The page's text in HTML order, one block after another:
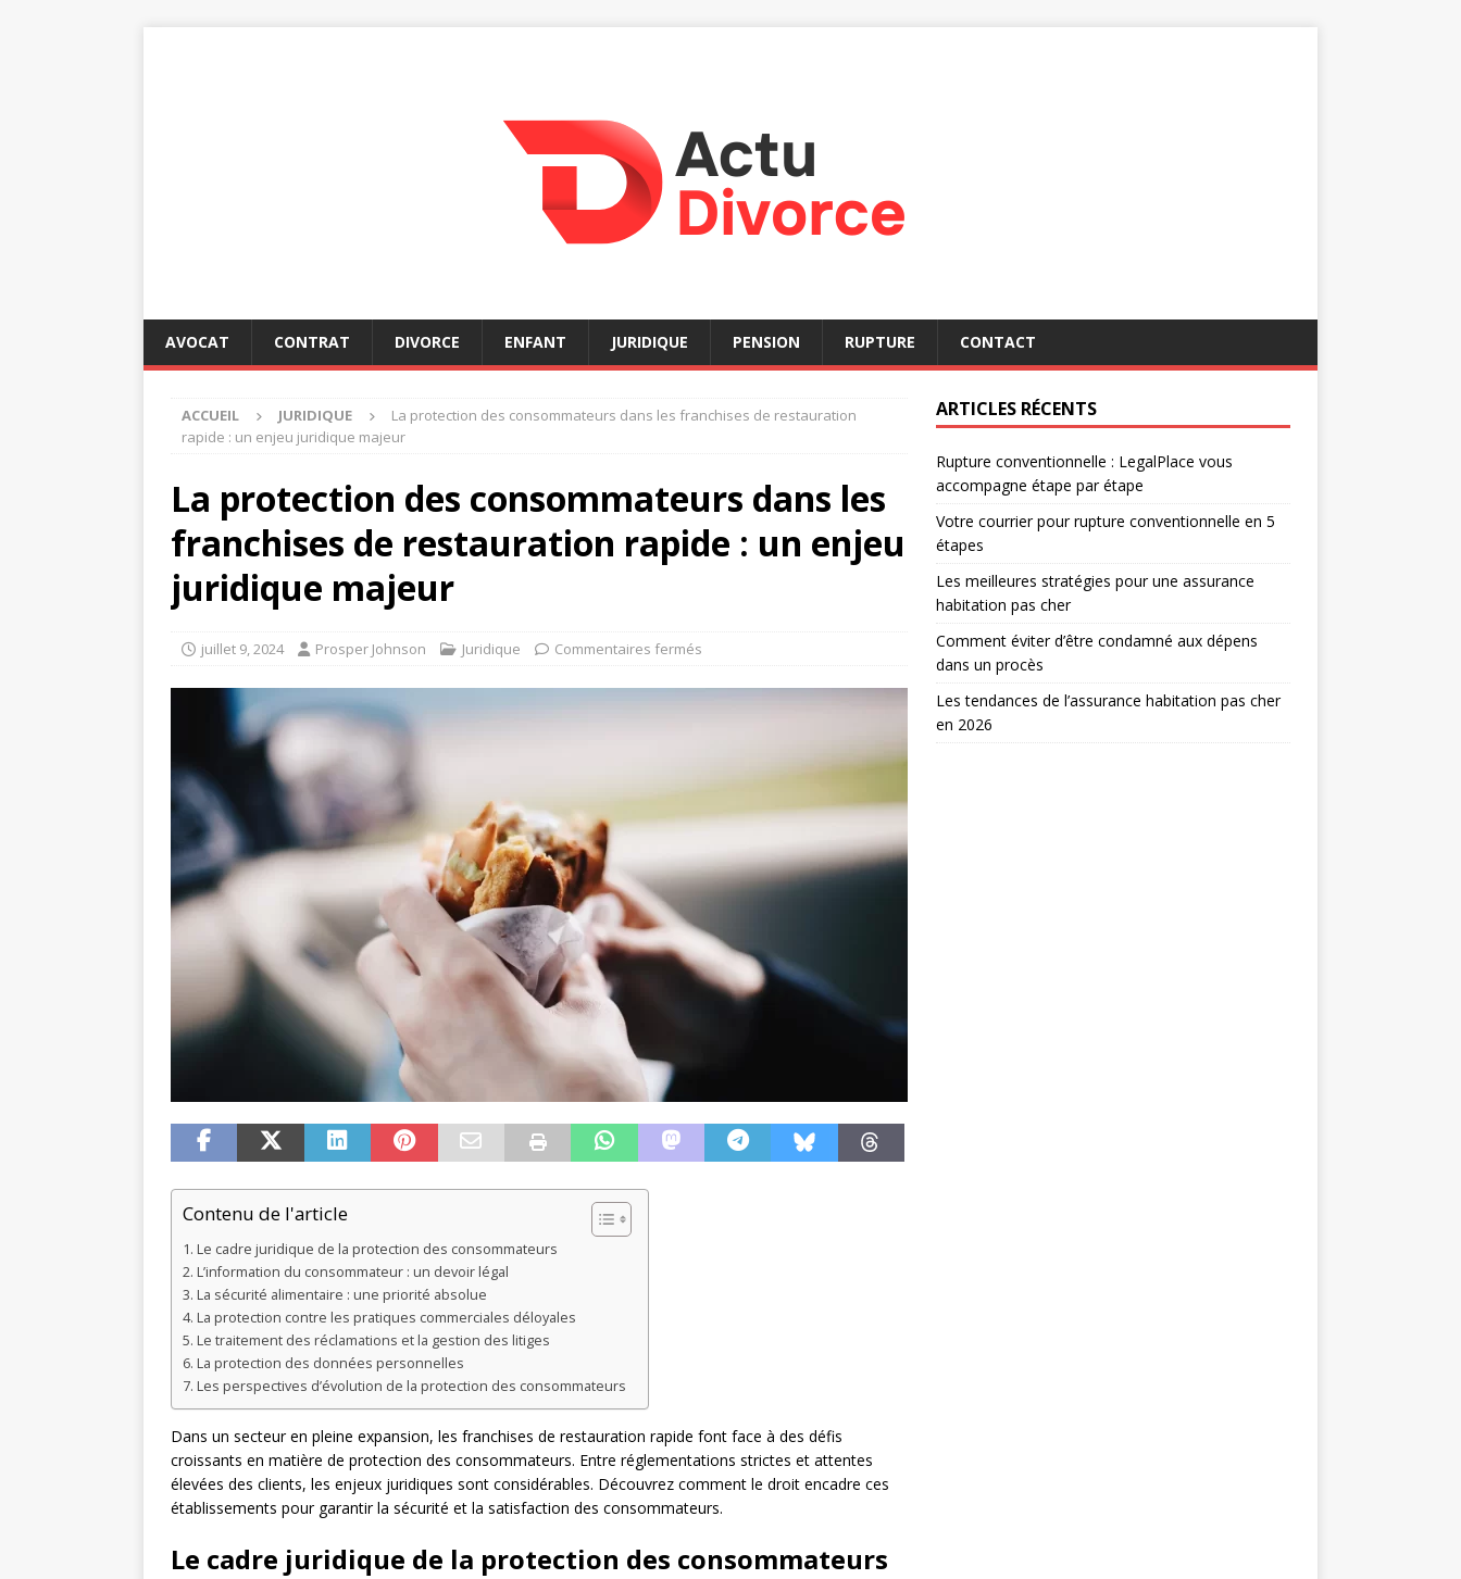
AVOCAT CONTRAT DIVORCE ENFANT JURIDIQUE PENSION RUPTURE CONTACT
ACCUEIL JURIDIQUE
La protection des consommateurs dans les franchises de restauration
rapide : un enjeu juridique majeur
La protection des consommateurs dans les
franchises de restauration rapide : un enjeu
juridique majeur
juillet 9, 2024 Prosper Johnson Juridique Commentaires fermés
Contenu de l'article
Le cadre juridique de la protection des consommateurs
L’information du consommateur : un devoir légal
La sécurité alimentaire : une priorité absolue
La protection contre les pratiques commerciales déloyales
Le traitement des réclamations et la gestion des litiges
La protection des données personnelles
Les perspectives d’évolution de la protection des consommateurs
Dans un secteur en pleine expansion, les franchises de restauration rapide font face à des défis
croissants en matière de protection des consommateurs. Entre réglementations strictes et attentes
élevées des clients, les enjeux juridiques sont considérables. Découvrez comment le droit encadre ces
établissements pour garantir la sécurité et la satisfaction des consommateurs.
Le cadre juridique de la protection des consommateurs
ARTICLES RÉCENTS
Rupture conventionnelle : LegalPlace vous
accompagne étape par étape
Votre courrier pour rupture conventionnelle en 5
étapes
Les meilleures stratégies pour une assurance
habitation pas cher
Comment éviter d’être condamné aux dépens
dans un procès
Les tendances de l’assurance habitation pas cher
en 2026